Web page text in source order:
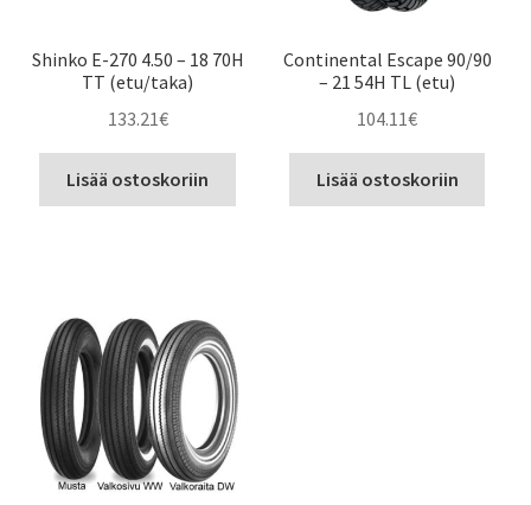
Shinko E-270 4.50 – 18 70H
TT (etu/taka)
133.21€
Lisää ostoskoriin
Continental Escape 90/90
– 21 54H TL (etu)
104.11€
Lisää ostoskoriin